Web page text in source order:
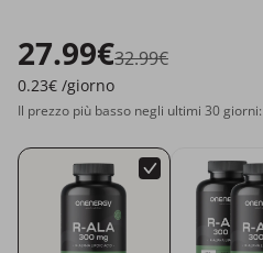
27.99€32.99€
0.23€ /giorno
Il prezzo più basso negli ultimi 30